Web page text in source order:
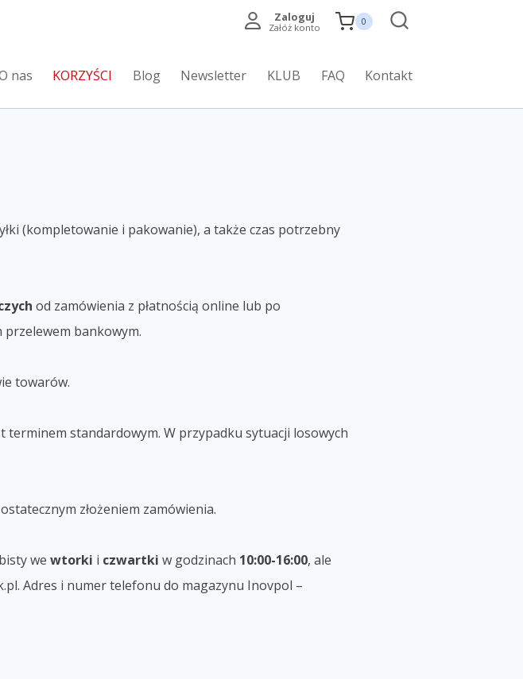
Zaloguj
Załóż konto 0
nas KORZYŚCI Blog Newsletter KLUB FAQ Kontakt
(kompletowanie i pakowanie), a także czas potrzebny
od zamówienia z płatnością online lub po
przelewem bankowym.
towarów.
standardowym. W przypadku sytuacji losowych
złożeniem zamówienia.
we wtorki i czwartki w godzinach 10:00-16:00, ale
Adres i numer telefonu do magazynu Inovpol –